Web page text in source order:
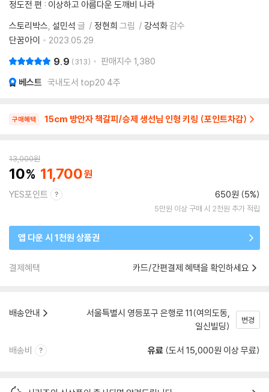
정도전 편 : 이상하고 아름다운 도깨비 나라
스토리박스 설민석 글 정현희 그림 강석화감수
단꿈아이
2023.05.29.
9.9 313 판매지수 1,380
베스트 국내도서 top20 4주
구매혜택 15cm 방안자 책갈피/승제 생선님 인형 키링 (포인트차감)
13,000원
10 11,700
YES포인트 650원 (5%)
5만원 이상 구매 시 2천원 추가 적립
앱 다운 시 1천원 상품권
결제혜택 카드/간편결제 혜택을 확인하세요
배송안내
서울특별시 영등포구 은행로 11(여의도동,
일신빌딩)
변경
배송비 유료 (도서 15,000원 이상 무료)